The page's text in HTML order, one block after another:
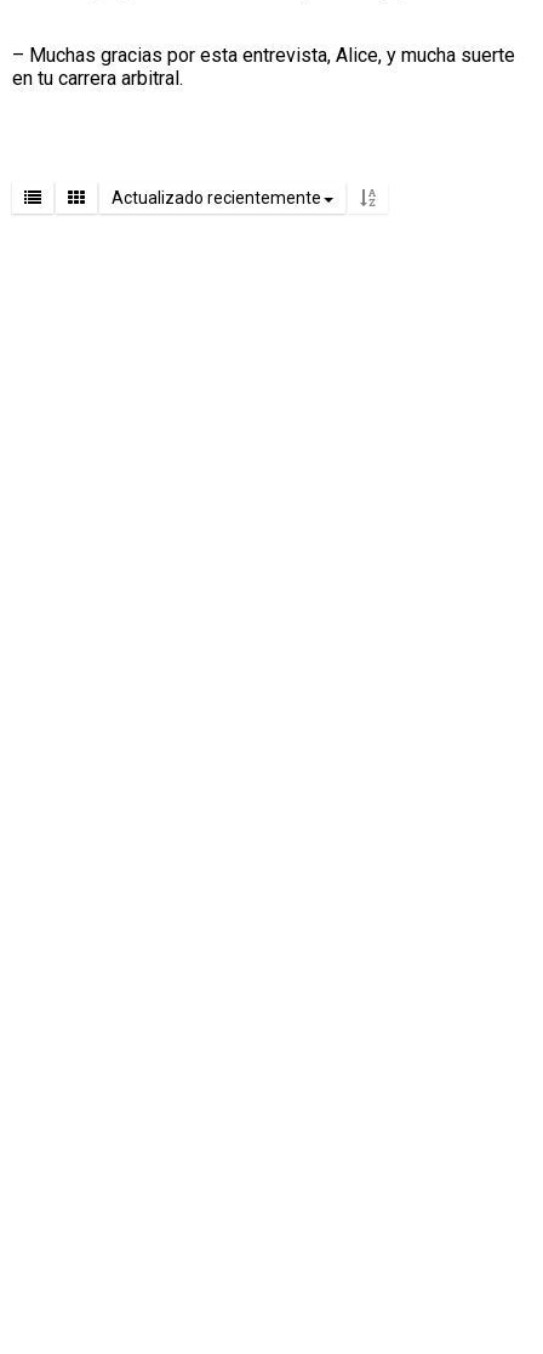
– Muchas gracias por esta entrevista, Alice, y mucha suerte
en tu carrera arbitral.
Actualizado recientemente